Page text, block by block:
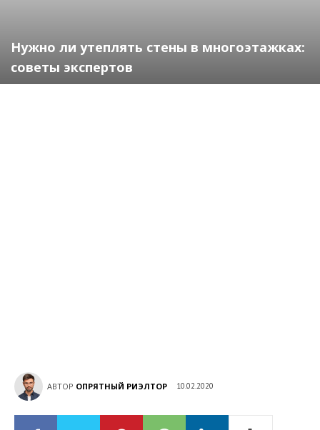
Нужно ли утеплять стены в многоэтажках:
советы экспертов
АВТОР ОПРЯТНЫЙ РИЭЛТОР 10.02.2020